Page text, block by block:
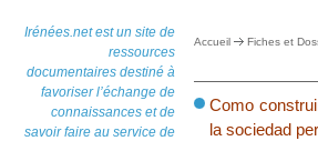
Irénées.net est un site de
ressources
documentaires destiné à
favoriser l’échange de
connaissances et de
savoir faire au service de
Accueil Fiches et
Como
la sociedad